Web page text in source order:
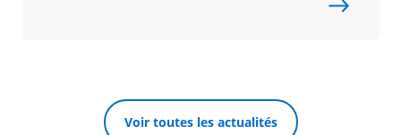
Voir toutes les actualités